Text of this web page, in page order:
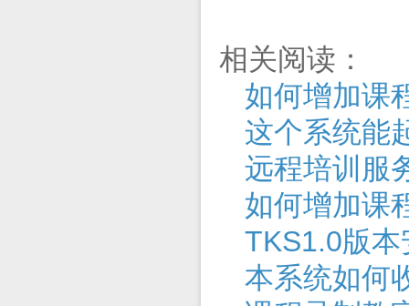
相关阅读：
如何增加课
这个系统能
远程培训服
如何增加课
TKS1.0版
本系统如何